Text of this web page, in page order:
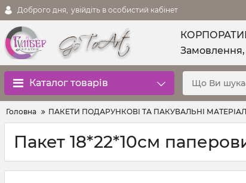
Доброго дня, увійдіть в особистий кабінет
Замовлення,
Каталог товарів
Головна ПАКЕТИ ПОДАРУНКОВІ ТА ПАКУВАЛЬНІ
Пакет 18*22*10см